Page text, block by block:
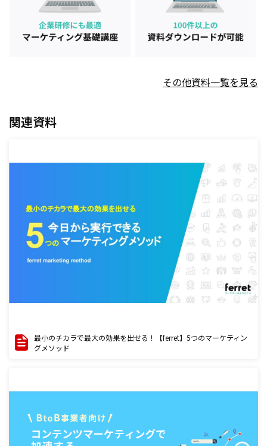
その他資料一覧を見る
関連資料
最小のチカラで最大の効果を出せる！【ferret】5つのマーケティン
グメソッド